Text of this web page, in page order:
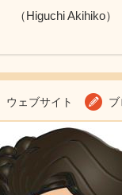
（Higuchi Akihiko）
ウェブサイト